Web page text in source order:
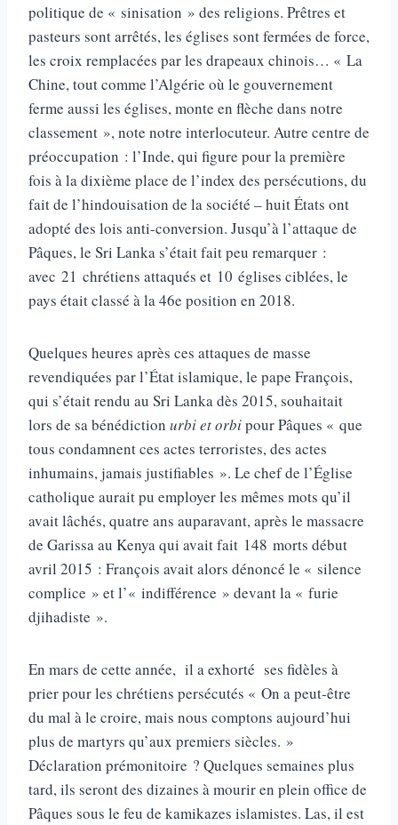
politique de « sinisation » des religions. Prêtres et
pasteurs sont arrêtés, les églises sont fermées de force,
les croix remplacées par les drapeaux chinois… « La
Chine, tout comme l’Algérie où le gouvernement
ferme aussi les églises, monte en flèche dans notre
classement », note notre interlocuteur. Autre centre de
préoccupation : l’Inde, qui figure pour la première
fois à la dixième place de l’index des persécutions, du
fait de l’hindouisation de la société – huit États ont
adopté des lois anti-conversion. Jusqu’à l’attaque de
Pâques, le Sri Lanka s’était fait peu remarquer :
avec 21 chrétiens attaqués et 10 églises ciblées, le
pays était classé à la 46e position en 2018.
Quelques heures après ces attaques de masse
revendiquées par l’État islamique, le pape François,
qui s’était rendu au Sri Lanka dès 2015, souhaitait
lors de sa bénédiction urbi et orbipour Pâques « que
tous condamnent ces actes terroristes, des actes
inhumains, jamais justifiables ». Le chef de l’Église
catholique aurait pu employer les mêmes mots qu’il
avait lâchés, quatre ans auparavant, après le massacre
de Garissa au Kenya qui avait fait 148 morts début
avril 2015 : François avait alors dénoncé le « silence
complice » et l’« indifférence » devant la « furie
djihadiste ».
En mars de cette année, il a exhorté ses fidèles à
prier pour les chrétiens persécutés « On a peut-être
du mal à le croire, mais nous comptons aujourd’hui
plus de martyrs qu’aux premiers siècles. »
Déclaration prémonitoire ? Quelques semaines plus
tard, ils seront des dizaines à mourir en plein office de
Pâques sous le feu de kamikazes islamistes. Las, il est